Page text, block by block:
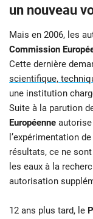
un nouveau
Mais en 2006, les
Commission
Cette dernière
scientifique,
une institution
Suite à la parution
Européenne
l’expérimentation
résultats, ce ne
les eaux à la
autorisation
12 ans plus tard, le